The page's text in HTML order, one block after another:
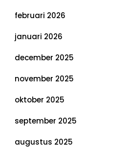
februari 2026
januari 2026
december 2025
november 2025
oktober 2025
september 2025
augustus 2025